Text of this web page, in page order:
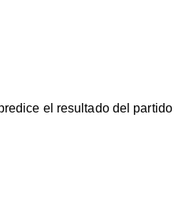
el resultado del partido